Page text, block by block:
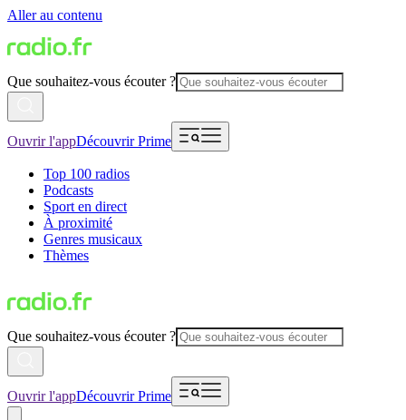
Aller au contenu
Que souhaitez-vous écouter ?
Ouvrir l'appDécouvrir Prime
Top 100 radios
Podcasts
Sport en direct
À proximité
Genres musicaux
Thèmes
Que souhaitez-vous écouter ?
Ouvrir l'appDécouvrir Prime